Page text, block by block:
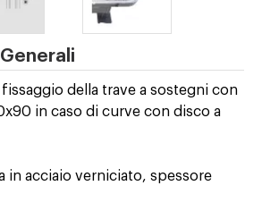
della trave a sostegni con
in caso di curve con disco a
in acciaio verniciato, spessore